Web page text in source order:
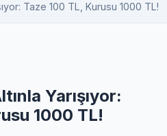
Taze 100 TL, Kurusu 1000 TL!
Yarışıyor:
1000 TL!